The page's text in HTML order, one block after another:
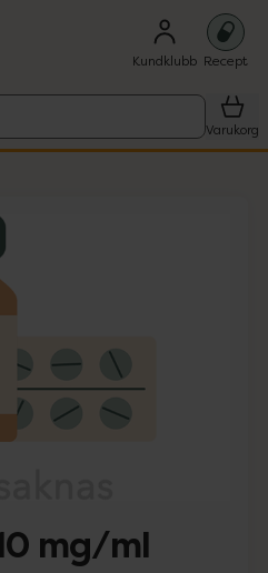
Kundklubb Recept
Varukorg
1 objekt.
mg/ml